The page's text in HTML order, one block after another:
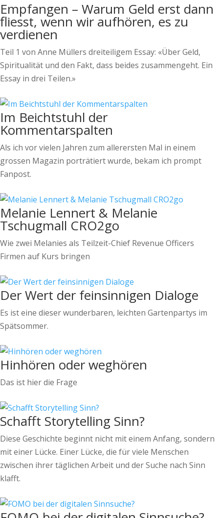
Empfangen – Warum Geld erst dann
fliesst, wenn wir aufhören, es zu
verdienen
Teil 1 von Anne Müllers dreiteiligem Essay: «Über Geld,
Spiritualität und den Fakt, dass beides zusammengeht. Ein
Essay in drei Teilen.»
Im Beichtstuhl der
Kommentarspalten
Als ich vor vielen Jahren zum allerersten Mal in einem
grossen Magazin porträtiert wurde, bekam ich prompt
Fanpost.
Melanie Lennert & Melanie
Tschugmall CRO2go
Wie zwei Melanies als Teilzeit-Chief Revenue Officers
Firmen auf Kurs bringen
Der Wert der feinsinnigen Dialoge
Es ist eine dieser wunderbaren, leichten Gartenpartys im
Spätsommer.
Hinhören oder weghören
Das ist hier die Frage
Schafft Storytelling Sinn?
Diese Geschichte beginnt nicht mit einem Anfang, sondern
mit einer Lücke. Einer Lücke, die für viele Menschen
zwischen ihrer täglichen Arbeit und der Suche nach Sinn
klafft.